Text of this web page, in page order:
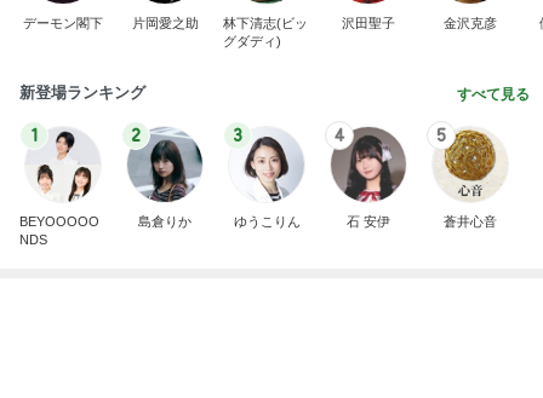
グダディ)
新登場ランキング すべて見る
1
NDS
2 3 4 5